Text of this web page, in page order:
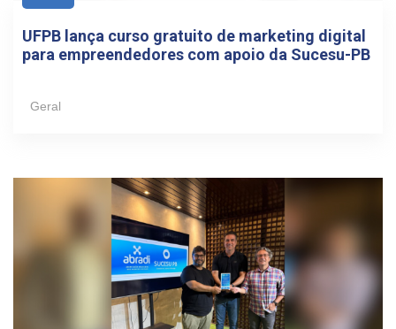
UFPB lança curso gratuito de marketing digital
para empreendedores com apoio da Sucesu-PB
Geral